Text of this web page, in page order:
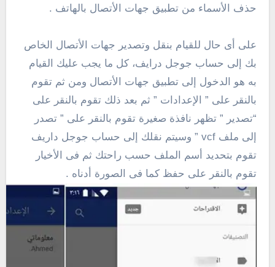
حذف الأسماء من تطبيق جهات الأتصال بالهاتف .
على أى حال للقيام بنقل وتصدير جهات الأتصال الخاص
بك إلى حساب جوجل درايف، كل ما يجب عليك القيام
به هو الدخول إلى تطبيق جهات الأتصال ومن ثم تقوم
بالنقر على ” الإعدادات ” ثم بعد ذلك تقوم بالنقر على
“تصدير ” تظهر نافذة صغيرة تقوم بالنقر على ” تصدر
إلى ملف vcf ” وسيتم نقلك إلى حساب جوجل داريف
تقوم بتحديد أسم الملف حسب راحتك ثم فى الأخيار
تقوم بالنقر على حفظ كما فى الصورة أدناه .